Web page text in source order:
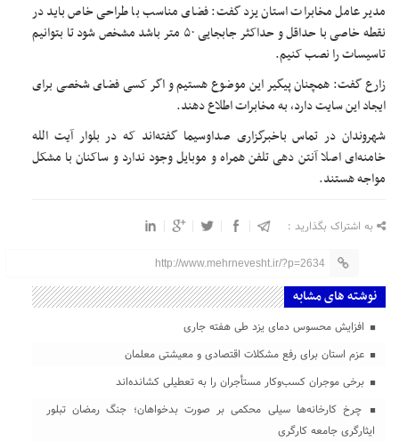
مدیر عامل مخابرات استان یزد گفت: فضای مناسب با طراحی خاص باید در
نقطه خاصی با حداقل و حداکثر جابجایی ۵۰ متر باشد مشخص شود تا بتوانیم
تاسیسات را نصب کنیم.
زارع گفت: همچنان پیگیر این موضوع هستیم و اگر کسی فضای شخصی برای
ایجاد این سایت دارد، به مخابرات اطلاع دهند.
شهروندان در تماس باخبرگزاری صداوسیما گفته‌اند که در بلوار آیت الله
خامنه‌ای اصلا آنتن دهی تلفن همراه و موبایل وجود ندارد و ساکنان با مشکل
مواجه هستند.
به اشتراک بگذارید :
http://www.mehrnevesht.ir/?p=2634
نوشته های مشابه
افزایش محسوس دمای یزد طی هفته جاری
عزم استان برای رفع مشکلات اقتصادی و معیشتی معلمان
برخی موجران کسب‌وکار مستأجران را به تعطیلی کشانده‌اند
چرخ کارخانه‌ها سیلی محکمی بر صورت بدخواهان؛ جنگ رمضان تبلور
ایثارگری جامعه کارگری